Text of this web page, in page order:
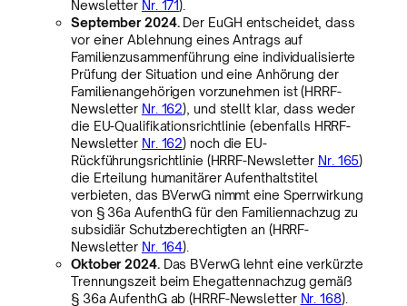
Newsletter Nr. 171).
September 2024.Der EuGH entscheidet, dass
vor einer Ablehnung eines Antrags auf
Familienzusammenführung eine individualisierte
Prüfung der Situation und eine Anhörung der
Familienangehörigen vorzunehmen ist (HRRF-
Newsletter Nr. 162), und stellt klar, dass weder
die EU-Qualifikationsrichtlinie (ebenfalls HRRF-
Newsletter Nr. 162) noch die EU-
Rückführungsrichtlinie (HRRF-Newsletter Nr. 165)
die Erteilung humanitärer Aufenthaltstitel
verbieten, das BVerwG nimmt eine Sperrwirkung
von § 36a AufenthG für den Familiennachzug zu
subsidiär Schutzberechtigten an (HRRF-
Newsletter Nr. 164).
Oktober 2024.Das BVerwG lehnt eine verkürzte
Trennungszeit beim Ehegattennachzug gemäß
§ 36a AufenthG ab (HRRF-Newsletter Nr. 168).